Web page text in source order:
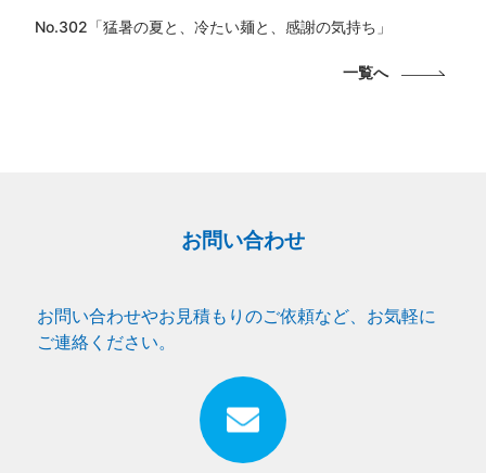
No.302「猛暑の夏と、冷たい麺と、感謝の気持ち」
一覧へ
お問い合わせ
お問い合わせやお見積もりのご依頼など、お気軽に
ご連絡ください。